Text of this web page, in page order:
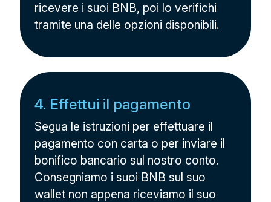
ricevere i suoi BNB, poi lo verifichi
tramite una delle opzioni disponibili.
4. Effettui il pagamento
Segua le istruzioni per effettuare il
pagamento con carta o per inviare il
bonifico bancario sul nostro conto.
Consegniamo i suoi BNB sul suo
wallet non appena riceviamo il suo